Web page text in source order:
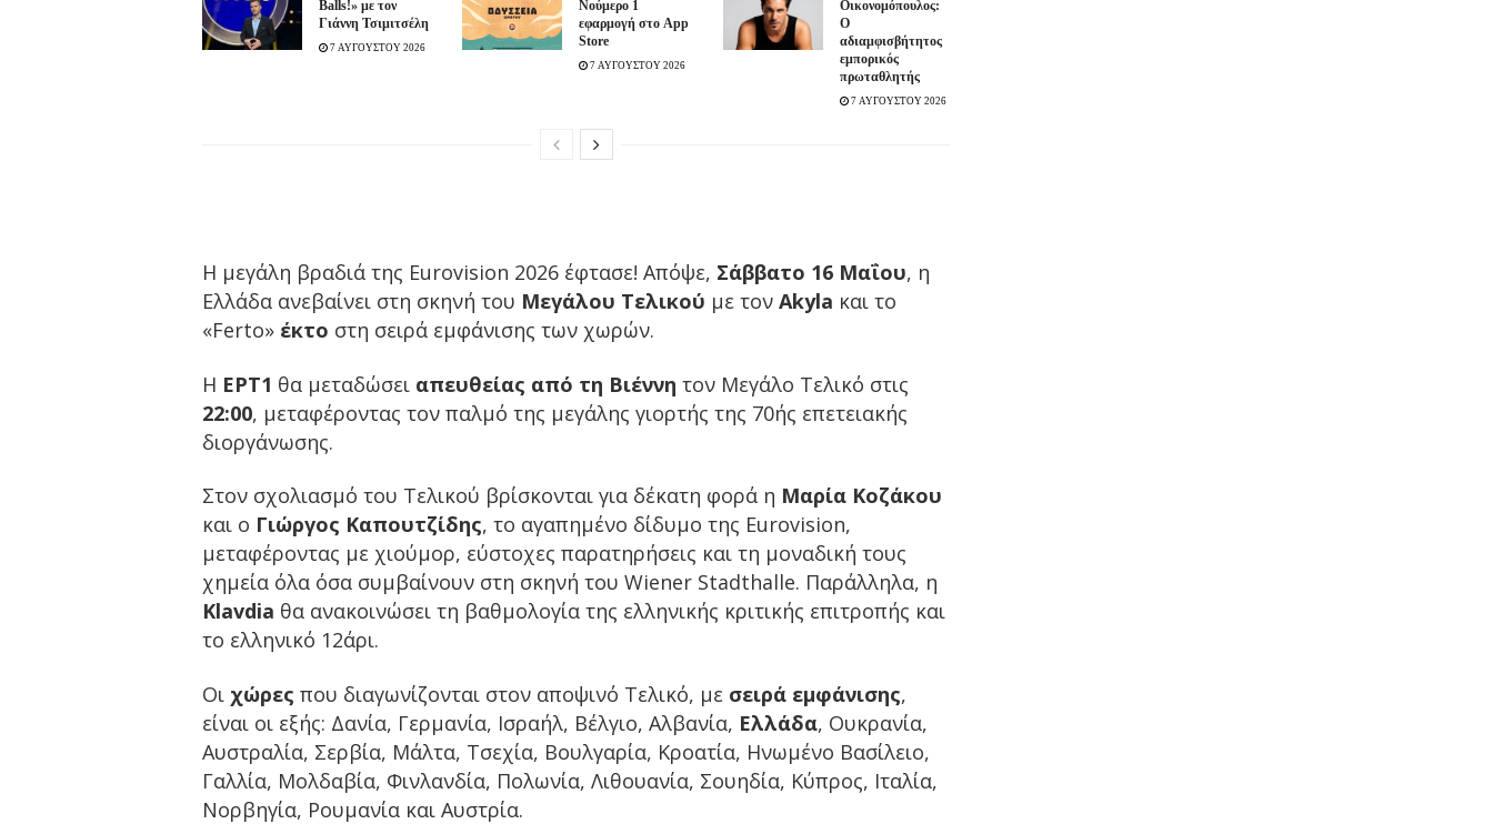
Balls!» με τον
Γιάννη Τσιμιτσέλη
7 ΑΥΓΟΥΣΤΟΥ 2026
Νούμερο 1
εφαρμογή στο App
Store
7 ΑΥΓΟΥΣΤΟΥ 2026
Οικονομόπουλος:
Ο
αδιαμφισβήτητος
εμπορικός
πρωταθλητής
7 ΑΥΓΟΥΣΤΟΥ 2026
Η μεγάλη βραδιά της Eurovision 2026 έφτασε! Απόψε, Σάββατο 16 Μαΐου, η
Ελλάδα ανεβαίνει στη σκηνή του Μεγάλου Τελικού με τον Akyla και το
«Ferto» έκτο στη σειρά εμφάνισης των χωρών.
Η ΕΡΤ1 θα μεταδώσει απευθείας από τη Βιέννη τον Μεγάλο Τελικό στις
22:00, μεταφέροντας τον παλμό της μεγάλης γιορτής της 70ής επετειακής
διοργάνωσης.
Στον σχολιασμό του Τελικού βρίσκονται για δέκατη φορά η Μαρία Κοζάκου
και ο Γιώργος Καπουτζίδης, το αγαπημένο δίδυμο της Eurovision,
μεταφέροντας με χιούμορ, εύστοχες παρατηρήσεις και τη μοναδική τους
χημεία όλα όσα συμβαίνουν στη σκηνή του Wiener Stadthalle. Παράλληλα, η
Klavdia θα ανακοινώσει τη βαθμολογία της ελληνικής κριτικής επιτροπής και
το ελληνικό 12άρι.
Οι χώρες που διαγωνίζονται στον αποψινό Τελικό, με σειρά εμφάνισης,
είναι οι εξής: Δανία, Γερμανία, Ισραήλ, Βέλγιο, Αλβανία, Ελλάδα, Ουκρανία,
Αυστραλία, Σερβία, Μάλτα, Τσεχία, Βουλγαρία, Κροατία, Ηνωμένο Βασίλειο,
Γαλλία, Μολδαβία, Φινλανδία, Πολωνία, Λιθουανία, Σουηδία, Κύπρος, Ιταλία,
Νορβηγία, Ρουμανία και Αυστρία.